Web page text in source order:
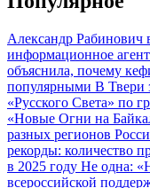
Александр Рабинович
информационное
объяснила, почему
популярными В Твери
«Русского Света» по
«Новые Огни на
разных регионов
рекорды: количество
в 2025 году Не одна:
всероссийской